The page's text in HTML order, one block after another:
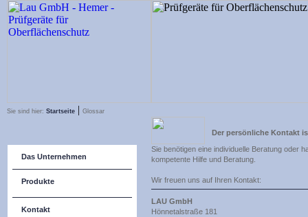
Sie sind hier: Startseite | Glossar
Das Unternehmen
Produkte
Kontakt
Der persönliche Kontakt
Sie benötigen eine individuelle Beratung oder
kompetente Hilfe und Beratung.
Wir freuen uns auf Ihren Kontakt:
LAU GmbH
Hönnetalstraße 181